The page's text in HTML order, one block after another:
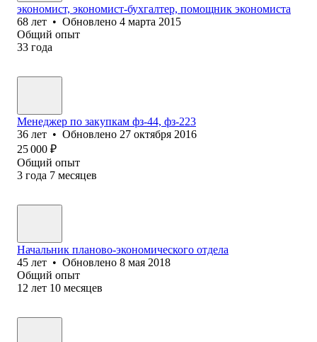
экономист, экономист-бухгалтер, помощник экономиста
68 лет • Обновлено 4 марта 2015
Общий опыт
33 года
Менеджер по закупкам фз-44, фз-223
36 лет • Обновлено 27 октября 2016
25 000 ₽
Общий опыт
3 года 7 месяцев
Начальник планово-экономического отдела
45 лет • Обновлено 8 мая 2018
Общий опыт
12 лет 10 месяцев